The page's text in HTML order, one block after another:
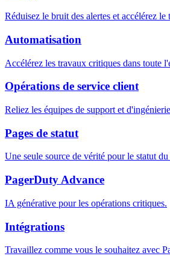
Réduisez le bruit des alertes et accélérez le
Automatisation
Accélérez les travaux critiques dans toute
Opérations de service client
Reliez les équipes de support et
Pages de statut
Une seule source de vérité pour le statut du
PagerDuty Advance
IA générative pour les opérations critiques.
Intégrations
Travaillez comme vous le souhaitez avec